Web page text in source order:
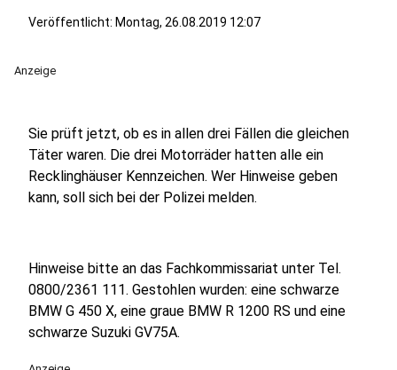
Veröffentlicht: Montag, 26.08.2019 12:07
Anzeige
Sie prüft jetzt, ob es in allen drei Fällen die gleichen
Täter waren. Die drei Motorräder hatten alle ein
Recklinghäuser Kennzeichen. Wer Hinweise geben
kann, soll sich bei der Polizei melden.
Hinweise bitte an das Fachkommissariat unter Tel.
0800/2361 111. Gestohlen wurden: eine schwarze
BMW G 450 X, eine graue BMW R 1200 RS und eine
schwarze Suzuki GV75A.